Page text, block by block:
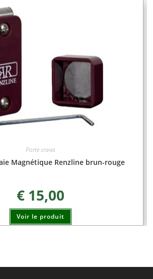
Porte craies
Magnétique Renzline brun-rouge
€15,00
Voir le produit